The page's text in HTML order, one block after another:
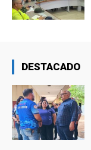
DESTACADO